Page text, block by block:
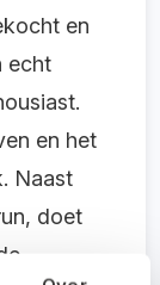
en
echt
en het
Naast
doet